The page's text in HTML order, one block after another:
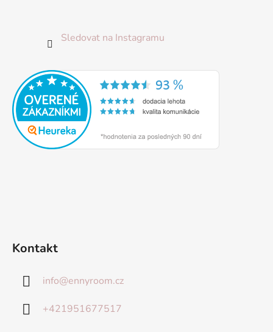
Sledovat na Instagramu
Kontakt
info@ennyroom.cz
+421951677517